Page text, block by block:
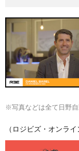
※写真などは全て日野
（ロジビズ・オンライ